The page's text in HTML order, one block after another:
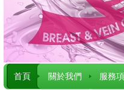
首頁 關於我們 服務